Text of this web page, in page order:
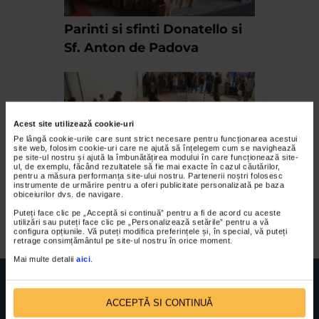
Acest site utilizează cookie-uri
Pe lângă cookie-urile care sunt strict necesare pentru funcționarea acestui
site web, folosim cookie-uri care ne ajută să înțelegem cum se navighează
pe site-ul nostru și ajută la îmbunătățirea modului în care funcționează site-
ul, de exemplu, făcând rezultatele să fie mai exacte în cazul căutărilor,
pentru a măsura performanța site-ului nostru. Partenerii noștri folosesc
instrumente de urmărire pentru a oferi publicitate personalizată pe baza
obiceiurilor dvs. de navigare.
Puteți face clic pe „Acceptă si continuă” pentru a fi de acord cu aceste
utilizări sau puteți face clic pe „Personalizează setările” pentru a vă
configura opțiunile. Vă puteți modifica preferințele și, în special, vă puteți
retrage consimțământul pe site-ul nostru în orice moment.
Mai multe detalii aici
ACCEPTĂ SI CONTINUĂ
Parinti si sfinti Donatello si
Sf. Anton de Padova
Play pe Plai de Cosmin
Paulescu